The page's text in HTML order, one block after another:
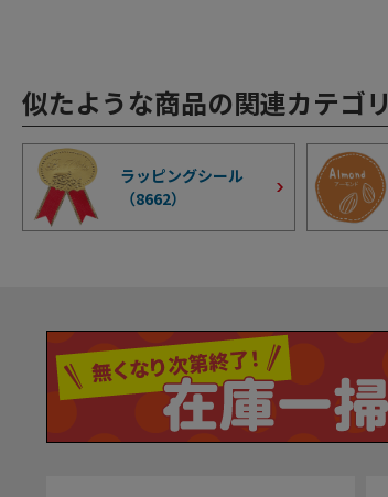
似たような商品の関連カテゴリ
ラッピングシール
（8662）